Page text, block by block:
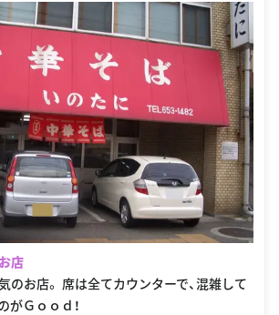
店
のお店。 席は全てカウンターで、混雑して
がＧｏｏｄ！